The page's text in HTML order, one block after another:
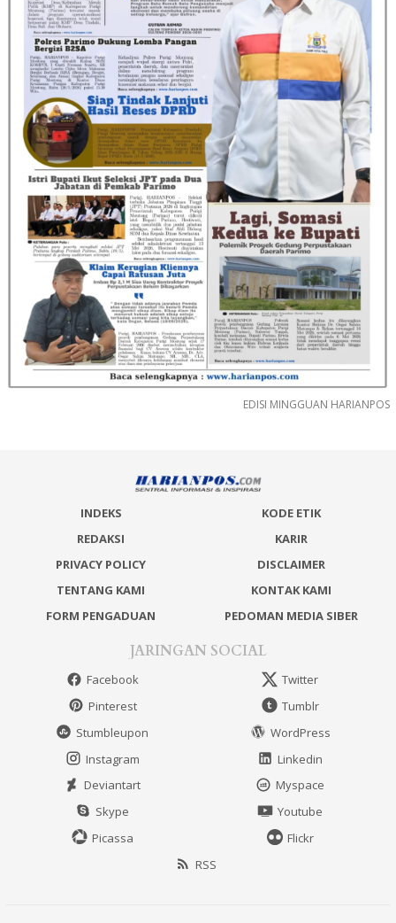
EDISI MINGGUAN HARIANPOS
INDEKS
KODE ETIK
REDAKSI
KARIR
PRIVACY POLICY
DISCLAIMER
TENTANG KAMI
KONTAK KAMI
FORM PENGADUAN
PEDOMAN MEDIA SIBER
JARINGAN SOCIAL
Facebook
Twitter
Pinterest
Tumblr
Stumbleupon
WordPress
Instagram
Linkedin
Deviantart
Myspace
Skype
Youtube
Picassa
Flickr
RSS